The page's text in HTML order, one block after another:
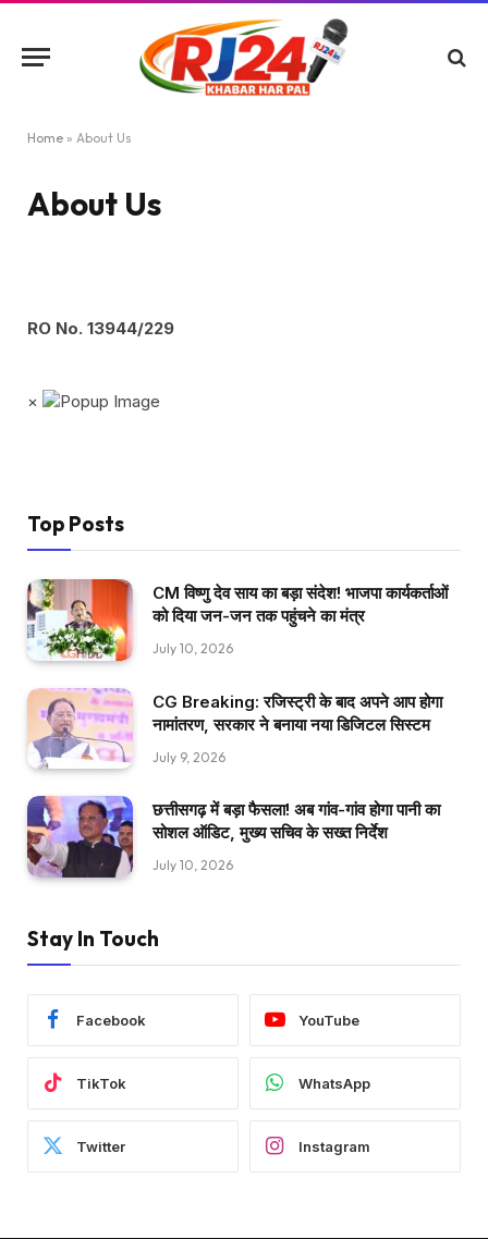
Home » About Us
About Us
RO No. 13944/229
×
Top Posts
CM विष्णु देव साय का बड़ा संदेश! भाजपा कार्यकर्ताओं
को दिया जन-जन तक पहुंचने का मंत्र
July 10, 2026
CG Breaking: रजिस्ट्री के बाद अपने आप होगा
नामांतरण, सरकार ने बनाया नया डिजिटल सिस्टम
July 9, 2026
छत्तीसगढ़ में बड़ा फैसला! अब गांव-गांव होगा पानी का
सोशल ऑडिट, मुख्य सचिव के सख्त निर्देश
July 10, 2026
Stay In Touch
Facebook YouTube
TikTok WhatsApp
Twitter Instagram